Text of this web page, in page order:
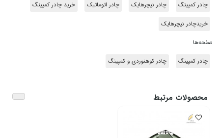
چادر کمپینگ چادر نیچرهایک چادر اتوماتیک خرید چادر کمپینگ
خریدچادر نیچرهایک
صفحه‌ها
چادر کمپینگ چادر کوهنوردی و کمپینگ
محصولات مرتبط